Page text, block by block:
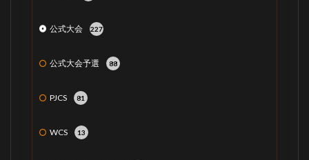
公式大会 227
公式大会予選 88
PJCS 81
WCS 13